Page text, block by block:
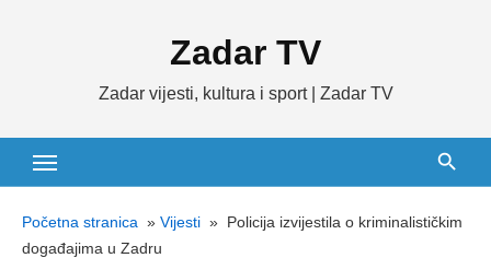
Zadar TV
Zadar vijesti, kultura i sport | Zadar TV
Početna stranica » Vijesti » Policija izvijestila o kriminalističkim
događajima u Zadru